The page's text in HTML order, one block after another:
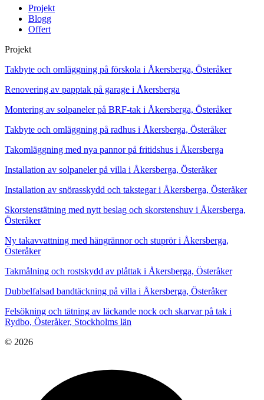
Projekt
Blogg
Offert
Projekt
Takbyte och omläggning på förskola i Åkersberga, Österåker
Renovering av papptak på garage i Åkersberga
Montering av solpaneler på BRF-tak i Åkersberga, Österåker
Takbyte och omläggning på radhus i Åkersberga, Österåker
Takomläggning med nya pannor på fritidshus i Åkersberga
Installation av solpaneler på villa i Åkersberga, Österåker
Installation av snörasskydd och takstegar i Åkersberga, Österåker
Skorstenstätning med nytt beslag och skorstenshuv i Åkersberga,
Österåker
Ny takavvattning med hängrännor och stuprör i Åkersberga,
Österåker
Takmålning och rostskydd av plåttak i Åkersberga, Österåker
Dubbelfalsad bandtäckning på villa i Åkersberga, Österåker
Felsökning och tätning av läckande nock och skarvar på tak i
Rydbo, Österåker, Stockholms län
© 2026